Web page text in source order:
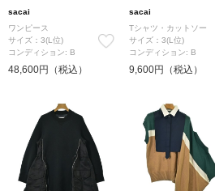
sacai
ワンピース
サイズ：3(L位)
コンディション: B
48,600円（税込）
sacai
Tシャツ・カットソー
サイズ：3(L位)
コンディション: B
9,600円（税込）